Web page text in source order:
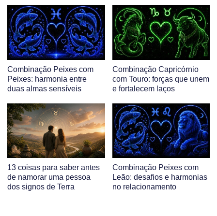
Combinação Peixes com
Peixes: harmonia entre
duas almas sensíveis
Combinação Capricórnio
com Touro: forças que unem
e fortalecem laços
13 coisas para saber antes
de namorar uma pessoa
dos signos de Terra
Combinação Peixes com
Leão: desafios e harmonias
no relacionamento